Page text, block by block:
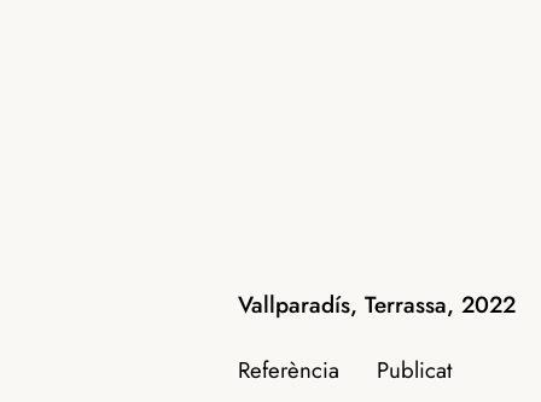
Vallparadís, Terrassa, 2022
Referència Publicat